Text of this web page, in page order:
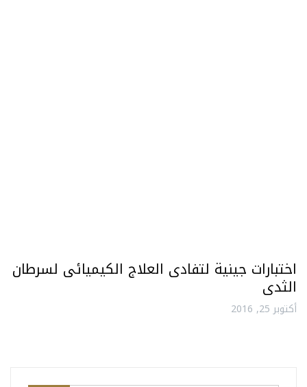
اختبارات جينية لتفادى العلاج الكيميائى لسرطان
الثدى
أكتوبر 25, 2016